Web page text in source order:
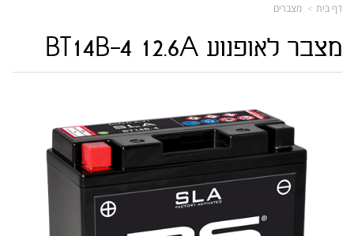
דף בית מצברים
מצבר לאופנוע BT14B-4 12.6A